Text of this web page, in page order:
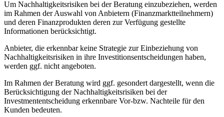
Um Nachhaltigkeitsrisiken bei der Beratung einzubeziehen, werden
im Rahmen der Auswahl von Anbietern (Finanzmarktteilnehmern)
und deren Finanzprodukten deren zur Verfügung gestellte
Informationen berücksichtigt.
Anbieter, die erkennbar keine Strategie zur Einbeziehung von
Nachhaltigkeitsrisiken in ihre Investitionsentscheidungen haben,
werden ggf. nicht angeboten.
Im Rahmen der Beratung wird ggf. gesondert dargestellt, wenn die
Berücksichtigung der Nachhaltigkeitsrisiken bei der
Investmententscheidung erkennbare Vor-bzw. Nachteile für den
Kunden bedeuten.